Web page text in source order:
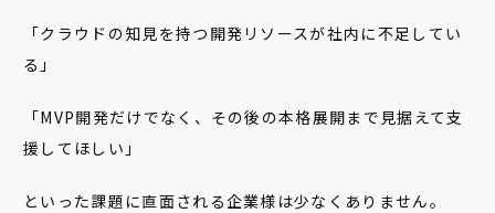
「クラウドの知見を持つ開発リソースが社内に不足してい
る」
「MVP開発だけでなく、その後の本格展開まで見据えて支
援してほしい」
といった課題に直面される企業様は少なくありません。